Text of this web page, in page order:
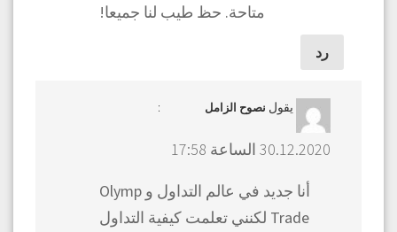
متاحة. حظ طيب لنا جميعا!
رد
يقول نصوح الزامل :
30.12.2020 الساعة 17:58
أنا جديد في عالم التداول و Olymp
Trade لكنني تعلمت كيفية التداول